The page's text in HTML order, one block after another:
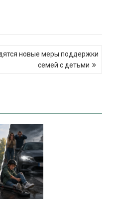
новые меры поддержки
семей с детьми